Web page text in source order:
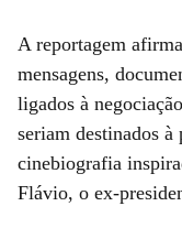
A reportagem
mensagens,
ligados à
seriam destinados
cinebiografia
Flávio, o ex-